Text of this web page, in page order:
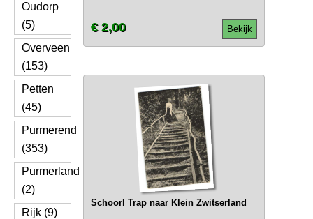
Oudorp
(5)
Overveen
(153)
Petten
(45)
Purmerend
(353)
Purmerland
(2)
Rijk (9)
Bekijk
€ 2,00
Schoorl Trap naar Klein Zwitserland